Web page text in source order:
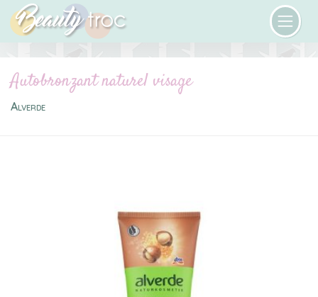
Autobronzant naturel visage
Alverde